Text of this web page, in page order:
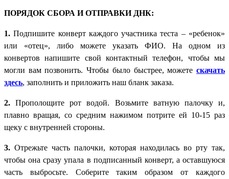
ПОРЯДОК СБОРА И ОТПРАВКИ ДНК:
1. Подпишите конверт каждого участника теста – «ребенок»
или «отец», либо можете указать ФИО. На одном из
конвертов напишите свой контактный телефон, чтобы мы
могли вам позвонить. Чтобы было быстрее, можете скачать
здесь, заполнить и приложить наш бланк заказа.
2. Прополощите рот водой. Возьмите ватную палочку и,
плавно вращая, со средним нажимом потрите ей 10-15 раз
щеку с внутренней стороны.
3. Отрежьте часть палочки, которая находилась во рту так,
чтобы она сразу упала в подписанный конверт, а оставшуюся
часть выбросьте. Соберите таким образом от каждого